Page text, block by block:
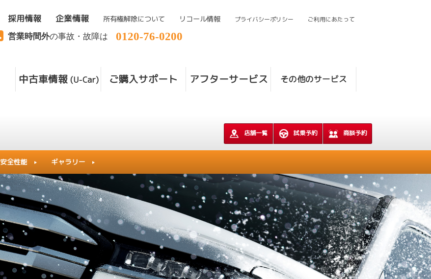
営業時間外の事故・故障は 0120-76-0200
中古車情報 (U-Car) ご購入サポート アフターサービス その他のサービス
採用情報 企業情報 所有権解除について リコール情報 プライバシーポリシー ご利用にあたって
店舗一覧 試乗予約 商談予約
安全性能 ギャラリー